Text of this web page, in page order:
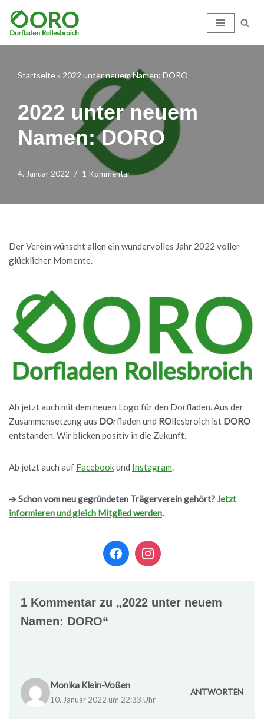
Zum
Inhalt
Startseite » 2022 unter neuem Namen: DORO
2022 unter neuem
Namen: DORO
4. Januar 2022 1 Kommentar
Der Verein wünscht allen ein wundervolles Jahr 2022 voller
glücklicher Momente.
Ab jetzt auch mit dem neuen Logo für den Dorfladen. Aus der
Zusammensetzung aus DOrfladen und ROllesbroich ist DORO
entstanden. Wir blicken positiv in die Zukunft.
Ab jetzt auch auf Facebookund Instagram.
➔ Schon vom neu gegründeten Trägerverein gehört?Jetzt
informieren und gleich Mitglied werden.
1 Kommentar zu „2022 unter neuem
Namen: DORO“
Monika Klein-Voßen
10. Januar 2022 um 22:33 Uhr
ANTWORTEN